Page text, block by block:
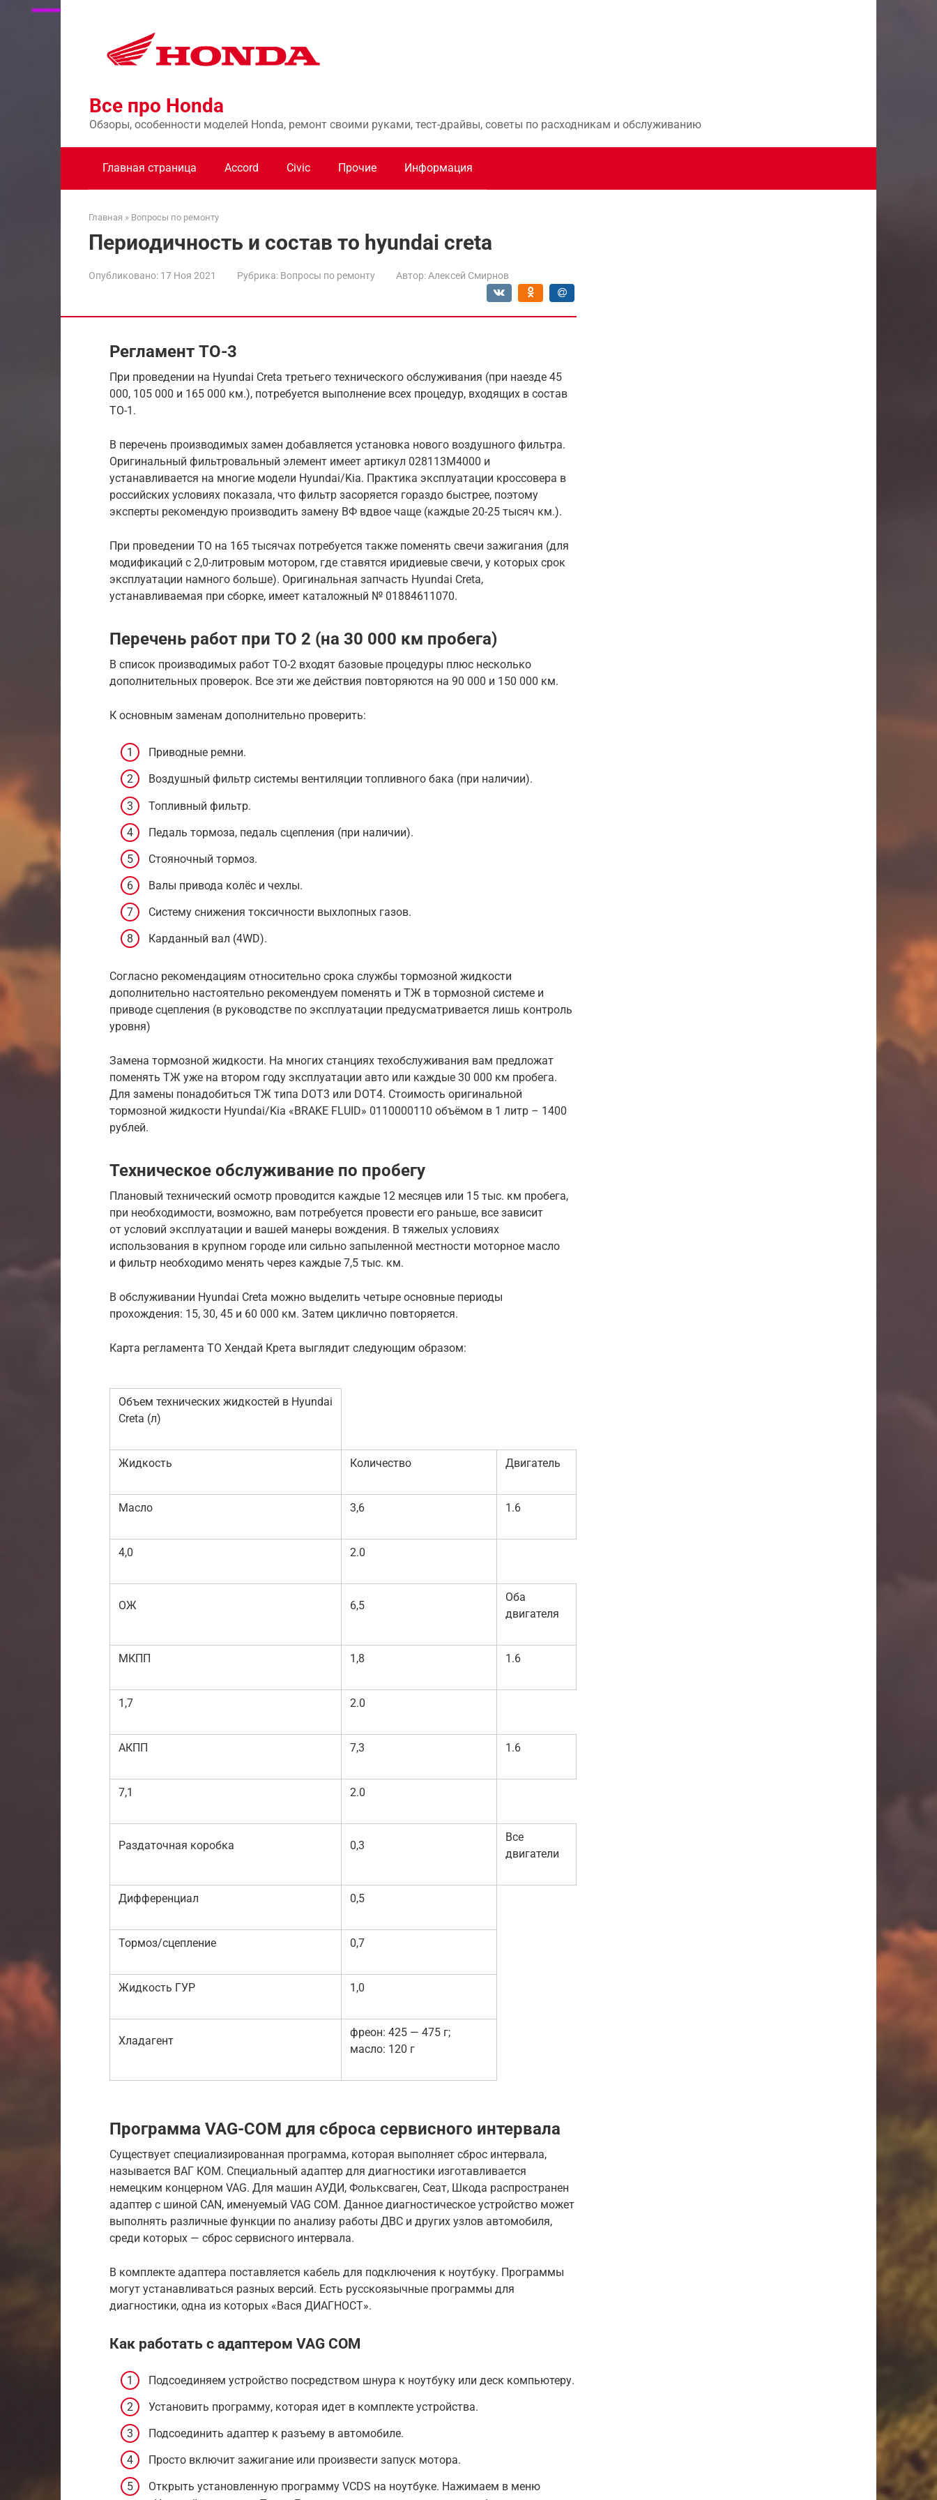
Перейти
Все про Honda
Обзоры, особенности моделей Honda, ремонт своими руками, тест-драйвы, советы по расходникам и обслуживанию
Главная страница Accord Civic Прочие Информация
Главная » Вопросы по ремонту
Периодичность и состав то hyundai creta
Опубликовано: 17 Ноя 2021 Рубрика: Вопросы по ремонту Автор: Алексей Смирнов
Регламент ТО-3
При проведении на Hyundai Creta третьего технического обслуживания (при наезде 45
000, 105 000 и 165 000 км.), потребуется выполнение всех процедур, входящих в состав
ТО-1.
В перечень производимых замен добавляется установка нового воздушного фильтра.
Оригинальный фильтровальный элемент имеет артикул 028113M4000 и
устанавливается на многие модели Hyundai/Kia. Практика эксплуатации кроссовера в
российских условиях показала, что фильтр засоряется гораздо быстрее, поэтому
эксперты рекомендую производить замену ВФ вдвое чаще (каждые 20-25 тысяч км.).
При проведении ТО на 165 тысячах потребуется также поменять свечи зажигания (для
модификаций с 2,0-литровым мотором, где ставятся иридиевые свечи, у которых срок
эксплуатации намного больше). Оригинальная запчасть Hyundai Creta,
устанавливаемая при сборке, имеет каталожный № 01884611070.
Перечень работ при ТО 2 (на 30 000 км пробега)
В список производимых работ ТО-2 входят базовые процедуры плюс несколько
дополнительных проверок. Все эти же действия повторяются на 90 000 и 150 000 км.
К основным заменам дополнительно проверить:
Приводные ремни.
Воздушный фильтр системы вентиляции топливного бака (при наличии).
Топливный фильтр.
Педаль тормоза, педаль сцепления (при наличии).
Стояночный тормоз.
Валы привода колёс и чехлы.
Систему снижения токсичности выхлопных газов.
Карданный вал (4WD).
Согласно рекомендациям относительно срока службы тормозной жидкости
дополнительно настоятельно рекомендуем поменять и ТЖ в тормозной системе и
приводе сцепления (в руководстве по эксплуатации предусматривается лишь контроль
уровня)
Замена тормозной жидкости. На многих станциях техобслуживания вам предложат
поменять ТЖ уже на втором году эксплуатации авто или каждые 30 000 км пробега.
Для замены понадобиться ТЖ типа DOT3 или DOT4. Стоимость оригинальной
тормозной жидкости Hyundai/Kia «BRAKE FLUID» 0110000110 объёмом в 1 литр – 1400
рублей.
Техническое обслуживание по пробегу
Плановый технический осмотр проводится каждые 12 месяцев или 15 тыс. км пробега,
при необходимости, возможно, вам потребуется провести его раньше, все зависит
от условий эксплуатации и вашей манеры вождения. В тяжелых условиях
использования в крупном городе или сильно запыленной местности моторное масло
и фильтр необходимо менять через каждые 7,5 тыс. км.
В обслуживании Hyundai Creta можно выделить четыре основные периоды
прохождения: 15, 30, 45 и 60 000 км. Затем циклично повторяется.
Карта регламента ТО Хендай Крета выглядит следующим образом:
Объем технических жидкостей в Hyundai
Creta (л)
Жидкость Количество Двигатель
Масло 3,6 1.6
4,0 2.0
ОЖ 6,5
Оба
двигателя
МКПП 1,8 1.6
1,7 2.0
АКПП 7,3 1.6
7,1 2.0
Раздаточная коробка 0,3
Все
двигатели
Дифференциал 0,5
Тормоз/сцепление 0,7
Жидкость ГУР 1,0
Хладагент
фреон: 425 — 475 г;
масло: 120 г
Программа VAG-COM для сброса сервисного интервала
Существует специализированная программа, которая выполняет сброс интервала,
называется ВАГ КОМ. Специальный адаптер для диагностики изготавливается
немецким концерном VAG. Для машин АУДИ, Фольксваген, Сеат, Шкода распространен
адаптер с шиной CAN, именуемый VAG COM. Данное диагностическое устройство может
выполнять различные функции по анализу работы ДВС и других узлов автомобиля,
среди которых — сброс сервисного интервала.
В комплекте адаптера поставляется кабель для подключения к ноутбуку. Программы
могут устанавливаться разных версий. Есть русскоязычные программы для
диагностики, одна из которых «Вася ДИАГНОСТ».
Как работать с адаптером VAG COM
Подсоединяем устройство посредством шнура к ноутбуку или деск компьютеру.
Установить программу, которая идет в комплекте устройства.
Подсоединить адаптер к разъему в автомобиле.
Просто включит зажигание или произвести запуск мотора.
Открыть установленную программу VCDS на ноутбуке. Нажимаем в меню